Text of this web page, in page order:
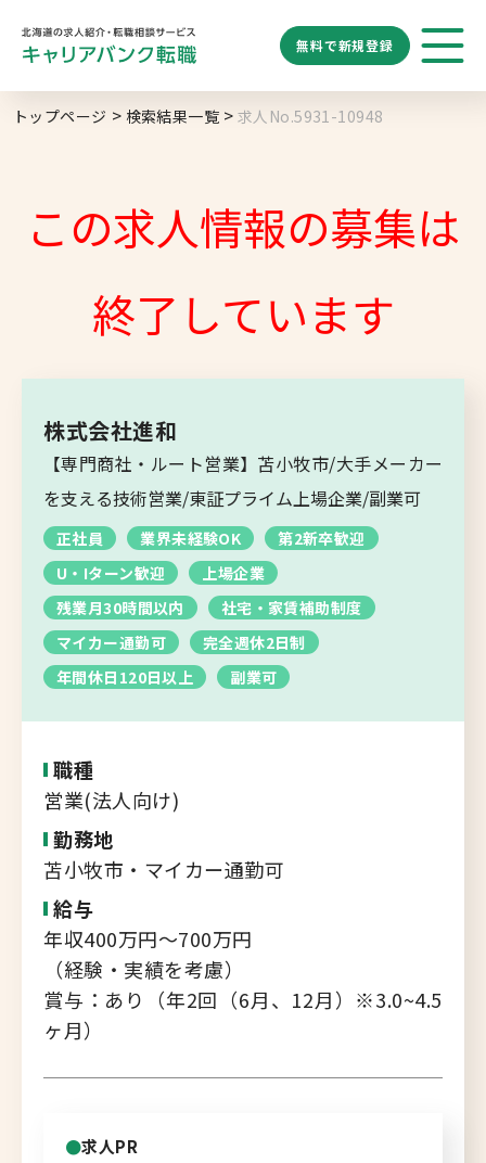
無料で新規登録
キャリアバンク
転職支援サービスのご案内
コンサルタント紹介
北海道へのU・Iターン向け
転職情報
転職の体験談
求人閲覧履歴 新着求人一覧
転職支援サービス
新規登録
よくあるご質問
勤務地 業種 職種
道央エリア
空知エリア
オホーツクエリア
胆振・日高エリア
道北・旭川エリア
稚内・留萌エリア
道南エリア
フルリモート
トップページ 検索結果一覧 求人No.5931-10948
この求人情報の募集は
終了しています
株式会社進和
【専門商社・ルート営業】苫小牧市/大手メーカー
を支える技術営業/東証プライム上場企業/副業可
正社員 業界未経験OK
第2新卒歓迎
U・Iターン歓迎
上場企業
残業月30時間以内
社宅・家賃補助制度
マイカー通勤可
完全週休2日制
年間休日120日以上
副業可
職種
営業(法人向け)
勤務地
苫小牧市・マイカー通勤可
給与
年収400万円～700万円
（経験・実績を考慮）
賞与：あり（年2回（6月、12月）※3.0~4.5
ヶ月）
求人PR